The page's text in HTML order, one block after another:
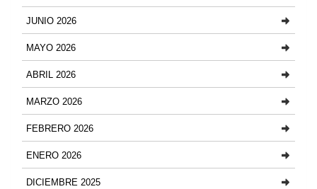
JUNIO 2026
MAYO 2026
ABRIL 2026
MARZO 2026
FEBRERO 2026
ENERO 2026
DICIEMBRE 2025